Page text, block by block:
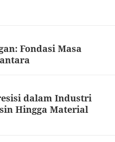
Fondasi Masa
dalam Industri
Hingga Material